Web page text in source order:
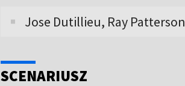
Jose Dutillieu, Ray Patterson
SCENARIUSZ